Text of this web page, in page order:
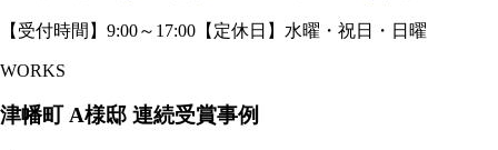
【受付時間】9:00～17:00【定休日】水曜・祝日・日曜
WORKS
津幡町 A様邸 連続受賞事例